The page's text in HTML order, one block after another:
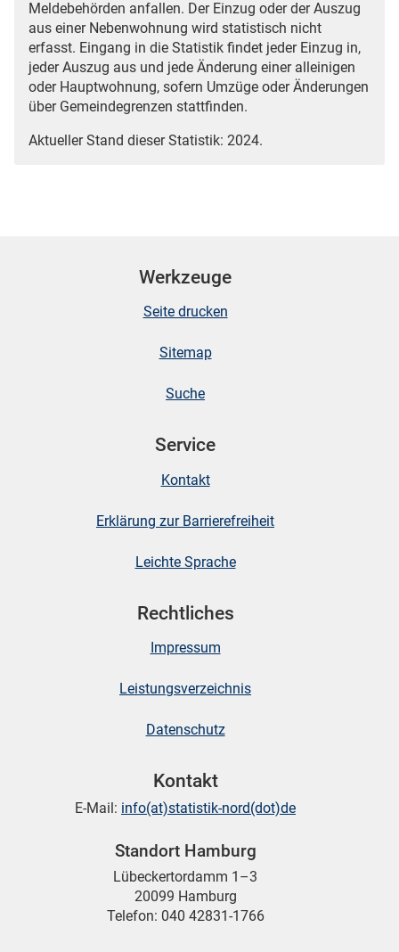
Meldebehörden anfallen. Der Einzug oder der Auszug
aus einer Nebenwohnung wird statistisch nicht
erfasst. Eingang in die Statistik findet jeder Einzug in,
jeder Auszug aus und jede Änderung einer alleinigen
oder Hauptwohnung, sofern Umzüge oder Änderungen
über Gemeindegrenzen stattfinden.
Aktueller Stand dieser Statistik: 2024.
Werkzeuge
Seite drucken
Sitemap
Suche
Service
Kontakt
Erklärung zur Barrierefreiheit
Leichte Sprache
Rechtliches
Impressum
Leistungsverzeichnis
Datenschutz
Kontakt
E-Mail: info(at)statistik-nord(dot)de
Standort Hamburg
Lübeckertordamm 1–3
20099 Hamburg
Telefon: 040 42831-1766